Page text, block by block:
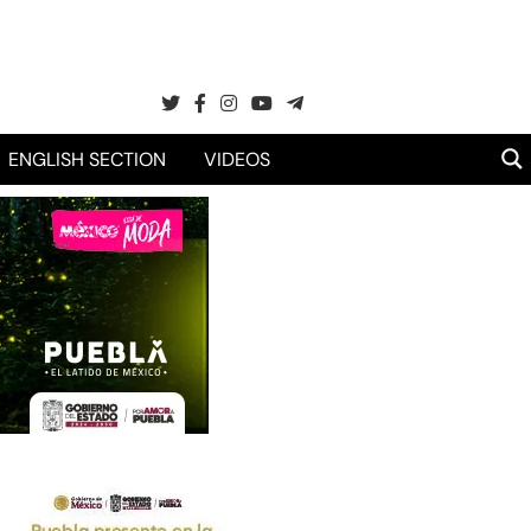
ENGLISH SECTION VIDEOS